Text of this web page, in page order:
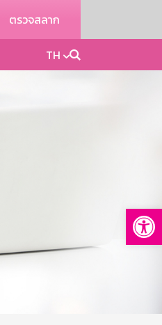
ตรวจสลาก
TH